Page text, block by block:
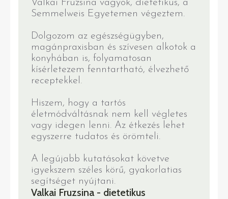
Valkai Fruzsina vagyok, dietetikus, a
Semmelweis Egyetemen végeztem.
Dolgozom az egészségügyben,
magánpraxisban és szívesen alkotok a
konyhában is, folyamatosan
kísérletezem fenntartható, élvezhető
receptekkel.
Hiszem, hogy a tartós
életmódváltásnak nem kell végletes
vagy idegen lenni. Az étkezés lehet
egyszerre tudatos és örömteli.
A legújabb kutatásokat követve
igyekszem széles körű, gyakorlatias
segítséget nyújtani.
Valkai Fruzsina - dietetikus